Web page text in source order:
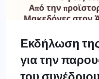
Εκδήλωση
για την
του